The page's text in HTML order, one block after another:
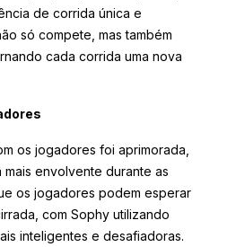
de corrida única e
só compete, mas também
cada corrida uma nova
os jogadores foi aprimorada,
mais envolvente durante as
os jogadores podem esperar
com Sophy utilizando
inteligentes e desafiadoras.